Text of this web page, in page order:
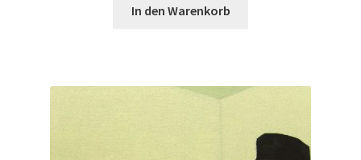
In den Warenkorb